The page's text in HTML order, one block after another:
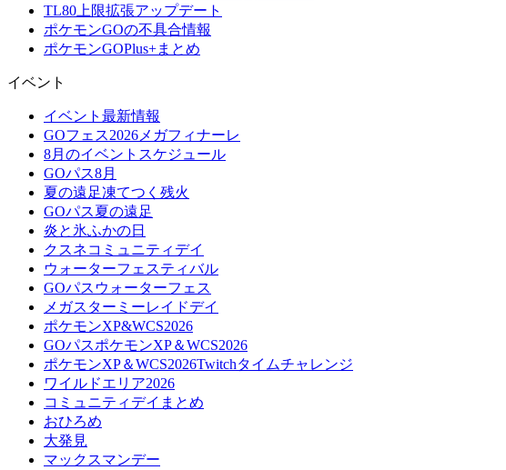
TL80上限拡張アップデート
ポケモンGOの不具合情報
ポケモンGOPlus+まとめ
イベント
イベント最新情報
GOフェス2026メガフィナーレ
8月のイベントスケジュール
GOパス8月
夏の遠足凍てつく残火
GOパス夏の遠足
炎と氷ふかの日
クスネコミュニティデイ
ウォーターフェスティバル
GOパスウォーターフェス
メガスターミーレイドデイ
ポケモンXP&WCS2026
GOパスポケモンXP＆WCS2026
ポケモンXP＆WCS2026Twitchタイムチャレンジ
ワイルドエリア2026
コミュニティデイまとめ
おひろめ
大発見
マックスマンデー